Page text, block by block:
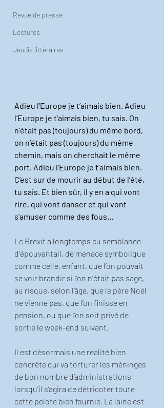
Revue de presse
Lectures
Jeudis littéraires
Adieu l’Europe je t’aimais bien. Adieu
l’Europe je t’aimais bien, tu sais. On
n’était pas (toujours) du même bord,
on n’était pas (toujours) du même
chemin, mais on cherchait le même
port. Adieu l’Europe je t’aimais bien.
C’est sur de mourir au début de l’été,
tu sais. Et bien sûr, il y en a qui vont
rire, qui vont danser et qui vont
s’amuser comme des fous…
Le Brexit a longtemps eu semblance
d’épouvantail, de menace symbolique
comme celle, enfant, que l’on pouvait
se voir brandir si l’on n’était pas sage,
au risque, selon l’âge, que le père Noël
ne vienne pas, que l’on finisse en
pension, ou que l’on soit privé de
sortie le week-end suivant.
Il est désormais une réalité bien
concrète qui va torturer les méninges
de bon nombre d’administrations
lorsqu’il s’agira de détricoter toute
cette pelote bien fournie. La laine est